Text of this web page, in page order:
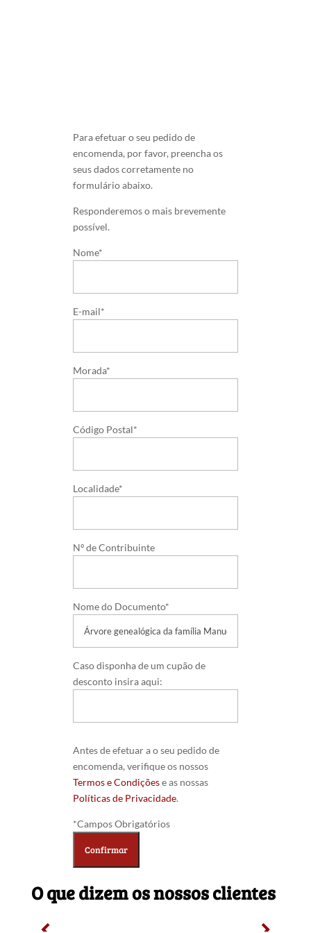
Para efetuar o seu pedido de
encomenda, por favor, preencha os
seus dados corretamente no
formulário abaixo.
Responderemos o mais brevemente
possível.
Nome*
E-mail*
Morada*
Código Postal*
Localidade*
Nº de Contribuinte
Nome do Documento*
Caso disponha de um cupão de
desconto insira aqui:
Antes de efetuar a o seu pedido de
encomenda, verifique os nossos
Termos e Condiçõese as nossas
Políticas de Privacidade.
*Campos Obrigatórios
O que dizem os nossos clientes